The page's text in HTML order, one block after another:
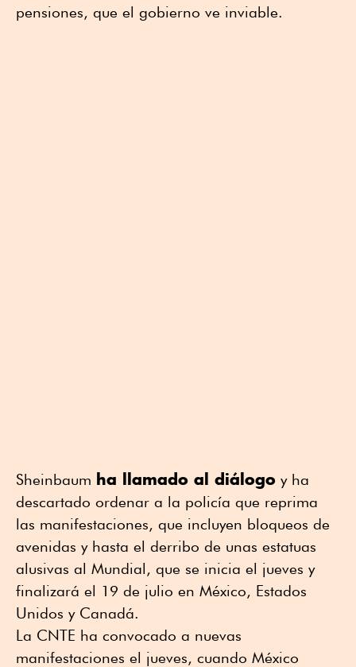
pensiones, que el gobierno ve inviable.
Sheinbaum ha llamado al diálogo y ha
descartado ordenar a la policía que reprima
las manifestaciones, que incluyen bloqueos de
avenidas y hasta el derribo de unas estatuas
alusivas al Mundial, que se inicia el jueves y
finalizará el 19 de julio en México, Estados
Unidos y Canadá.
La CNTE ha convocado a nuevas
manifestaciones el jueves, cuando México